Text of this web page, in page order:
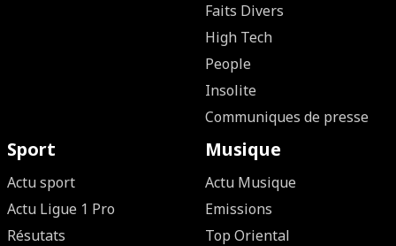
Faits Divers
High Tech
People
Insolite
Communiques de presse
Sport
Actu sport
Actu Ligue 1 Pro
Résutats
Musique
Actu Musique
Emissions
Top Oriental